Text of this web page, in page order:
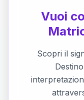
Vuoi
Scopri il